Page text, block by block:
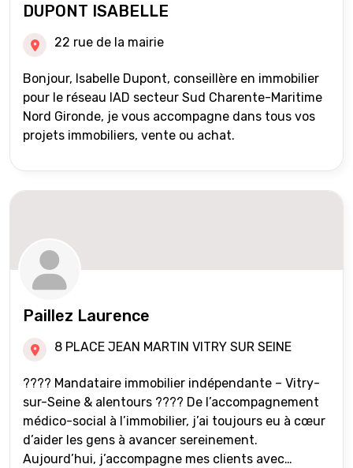
DUPONT ISABELLE
22 rue de la mairie
Bonjour, Isabelle Dupont, conseillère en immobilier
pour le réseau IAD secteur Sud Charente-Maritime
Nord Gironde, je vous accompagne dans tous vos
projets immobiliers, vente ou achat.
Paillez Laurence
8 PLACE JEAN MARTIN VITRY SUR SEINE
???? Mandataire immobilier indépendante – Vitry-
sur-Seine & alentours ???? De l’accompagnement
médico-social à l’immobilier, j’ai toujours eu à cœur
d’aider les gens à avancer sereinement.
Aujourd’hui, j’accompagne mes clients avec